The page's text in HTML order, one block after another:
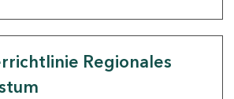
Regionales